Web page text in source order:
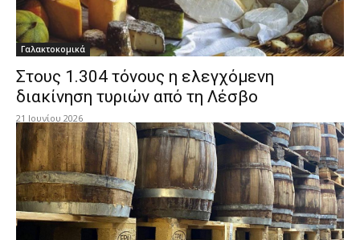
Γαλακτοκομικά
Στους 1.304 τόνους η ελεγχόμενη
διακίνηση τυριών από τη Λέσβο
21 Ιουνίου 2026